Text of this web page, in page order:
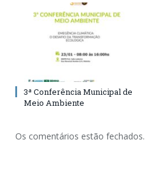
3ª Conferência Municipal de
Meio Ambiente
Os comentários estão fechados.